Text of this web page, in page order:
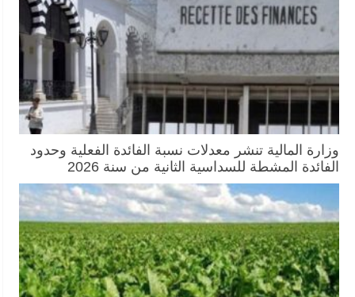
وزارة المالية تنشر معدلات نسبة الفائدة الفعلية وحدود
الفائدة المشطة للسداسية الثانية من سنة 2026